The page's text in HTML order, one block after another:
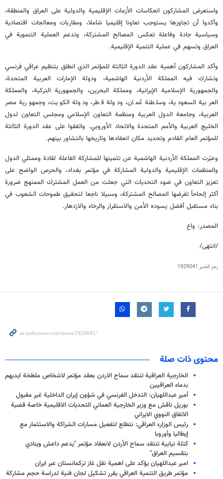
واستعرض المشاركون انعكاسات الأزمات الإقليمية والدولية على العراق والمنطقة،
وأكدوا أن تجاوزها يستوجب تعاونا إقليميا شاملا، ومقاربات ومعالجات اقتصادية
وسياسية جادة وفاعلة تعكس المصالح المشتركة، وتدعم العملية التنموية في
العراق وتسهم في عملية التنمية الإقليمية.
وأكد المشاركون أهمية عقد الدورة الثالثة للمؤتمر الذي انطلق بتنظيم عراقي فرنسي
وتشارك فيه المملكة الأردنية الهاشمية، ودولة الإمارات العربية المتحدة،
والجمهورية الإسلامية الإيرانية، ومملكة البحرين، والجمهورية التركية، والمملكة
العربية السعودية، وسلطنة عُمان، ودولة قطر، ودولة الكويت، وجمهورية مصر
العربية، وجامعة الدول العربية ومنظمة التعاون الإسلامي ومجلس التعاون لدول
الخليج العربية والأمم المتحدة والاتحاد الأوروبي. واتفقوا على عقد الدورة الثالثة
للمؤتمر العام القادم وتحديد مكان انعقادها وتاريخها بالتشاور بينهم.
وعبّرت المملكة الأردنية الهاشمية عن تثمينها للمشاركة الفاعلة لقادة وممثلي الدول
والمنظمات الإقليمية والدولية المشاركة في مؤتمر بغداد، والحرص الواضح على
تعزيز التعاون في ضوء التحديات التي جعلت من العمل المشترك الممنهج ضرورة
أكثر إلحاحاً تفرضها المصالح المشتركة، وسبيلا ناجعا لتحقيق طموحات الشعوب في
بناء مستقبل أفضل يسوده الأمن والاستقرار والرخاء والازدهار.
المصدر: واع
/انتهى/
رمز الخبر 1929041
محتوى ذات صلة
الخارجية العراقية تنتقد سماح الاردن بعقد مؤتمر لاشخاص ملطخة ايديهم
بدماء العراقيين
أمير عبداللهيان: التدخل الفرنسي في شؤون إيران الداخلية غير مقبول
بوريل ناقش مع وزير الخارجية العماني التحديات الاقليمية خاصة قضية
الاتفاق النووي الايراني
رئيس الوزارء العراقي: نتطلع لتفعيل مسارات الشراكة والاستثمار مع
إيطاليا وأوروبا
كتلة نيابية تنتقد سماح الأردن لانعقاد مؤتمر "يدعم داعش وينادي
بتقسيم العراق"
امير عبداللهيان يؤكد على اهمية نقل غاز تركمانستان عبر ايران
مؤتمر طريق التنمية العراقي يقرر تشكيل لجان فنية لدراسة حجم مشاركة